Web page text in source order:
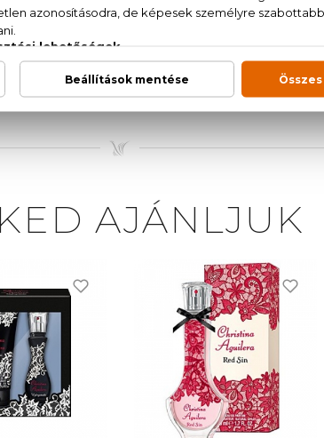
alma, ámbra, vanília
AQUA (WATER) BHT,
LIMONENE, CI 14700 (RED
AJÁNLJUK